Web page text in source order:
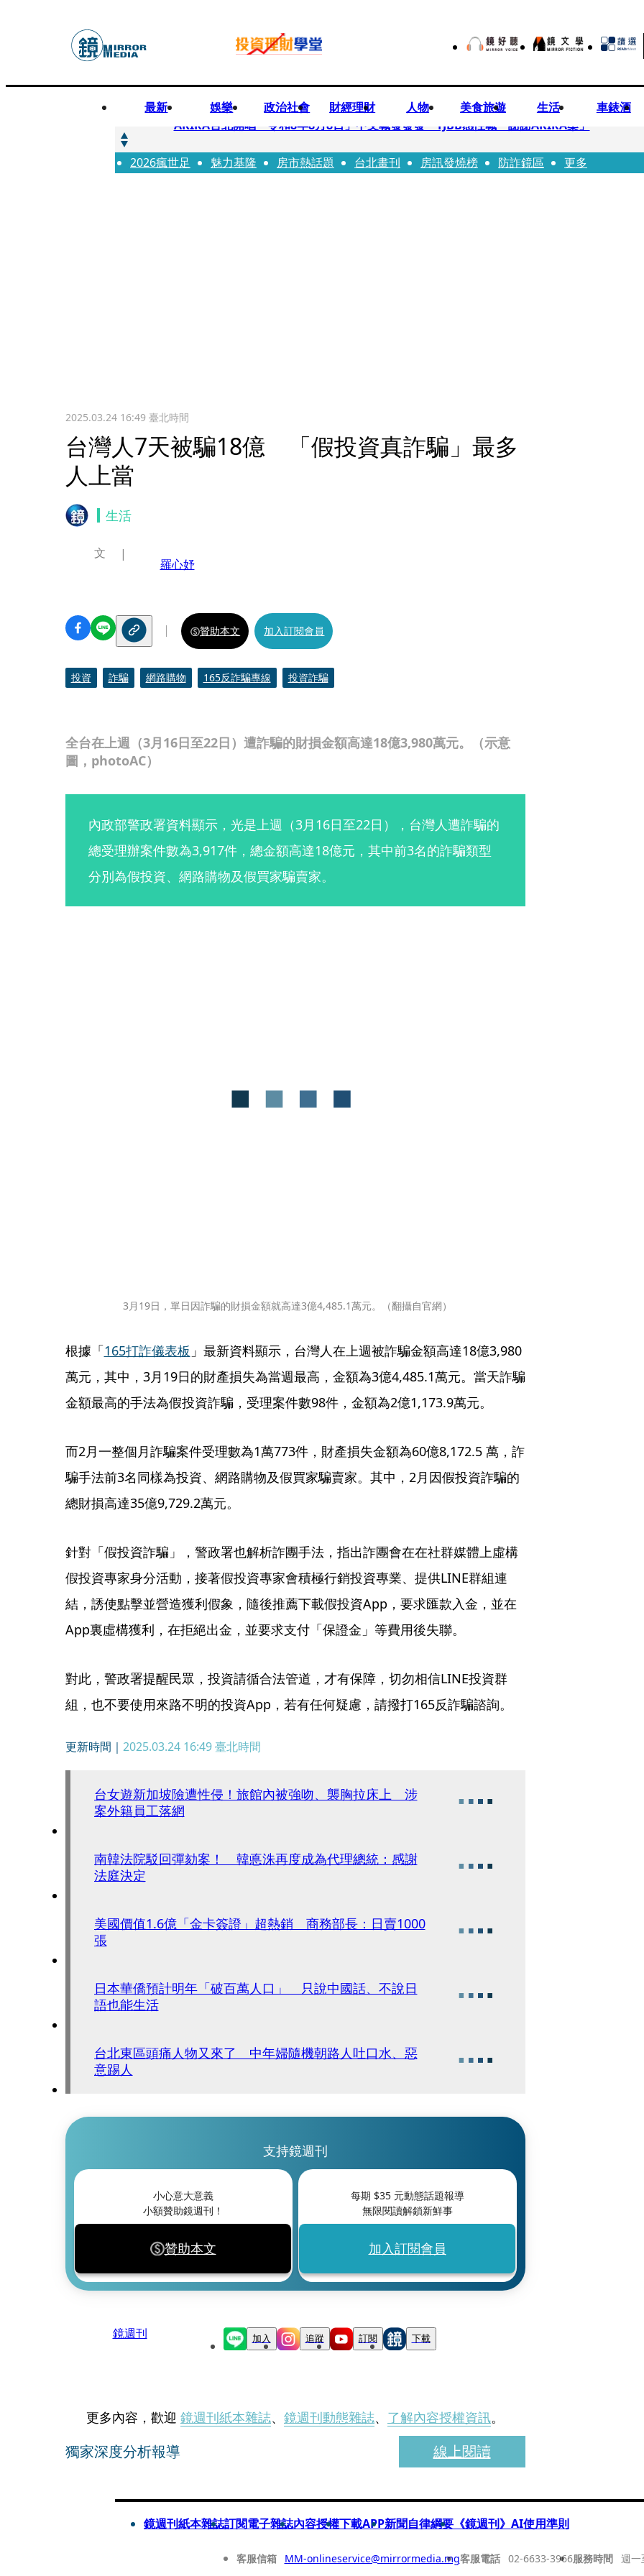
最新 娛樂 政治社會 財經理財 人物 美食旅遊 生活 車錶酒
快訊
AKIRA台北開唱「令和8年8月8日」中文喊發發發 TJBB感性喊「謝謝AKIRA桑」
快訊
台灣新冠期間沒疫苗可打？ 律師列3款嗆：陳時中唯一擋的叫科興
2026瘋世足 魅力基隆 房市熱話題 台北畫刊 房訊發燒榜 防詐鏡區 更多
2025.03.24 16:49臺北時間
台灣人7天被騙18億 「假投資真詐騙」最多
人上當
生活
全台在上週（3月16日至22日）遭詐騙的財損金額高達18億3,980萬元。（示意
圖，photoAC）
文
羅心妤
贊助本文 加入訂閱會員
投資 詐騙 網路購物 165反詐騙專線 投資詐騙
內政部警政署資料顯示，光是上週（3月16日至22日），台灣人遭詐騙的
總受理辦案件數為3,917件，總金額高達18億元，其中前3名的詐騙類型
分別為假投資、網路購物及假買家騙賣家。
3月19日，單日因詐騙的財損金額就高達3億4,485.1萬元。（翻攝自官網）
根據「165打詐儀表板 」最新資料顯示，台灣人在上週被詐騙金額高達18億3,980
萬元，其中，3月19日的財產損失為當週最高，金額為3億4,485.1萬元。當天詐騙
金額最高的手法為假投資詐騙，受理案件數98件，金額為2億1,173.9萬元。
而2月一整個月詐騙案件受理數為1萬773件，財產損失金額為60億8,172.5 萬，詐
騙手法前3名同樣為投資、網路購物及假買家騙賣家。其中，2月因假投資詐騙的
總財損高達35億9,729.2萬元。
針對「假投資詐騙」，警政署也解析詐團手法，指出詐團會在在社群媒體上虛構
假投資專家身分活動，接著假投資專家會積極行銷投資專業、提供LINE群組連
結，誘使點擊並營造獲利假象，隨後推薦下載假投資App，要求匯款入金，並在
App裏虛構獲利，在拒絕出金，並要求支付「保證金」等費用後失聯。
對此，警政署提醒民眾，投資請循合法管道，才有保障，切勿相信LINE投資群
組，也不要使用來路不明的投資App，若有任何疑慮，請撥打165反詐騙諮詢。
更新時間｜ 2025.03.24 16:49臺北時間
台女遊新加坡險遭性侵！旅館內被強吻、襲胸拉床上 涉
案外籍員工落網
南韓法院駁回彈劾案！ 韓悳洙再度成為代理總統：感謝
法庭決定
美國價值1.6億「金卡簽證」超熱銷 商務部長：日賣1000
張
日本華僑預計明年「破百萬人口」 只說中國話、不說日
語也能生活
台北東區頭痛人物又來了 中年婦隨機朝路人吐口水、惡
意踢人
支持鏡週刊
小心意大意義
小額贊助鏡週刊！
贊助本文
每期 $35元動態話題報導
無限閱讀解鎖新鮮事
加入訂閱會員
鏡週刊 加入 追蹤 訂閱 下載
更多內容，歡迎 鏡週刊紙本雜誌、 鏡週刊動態雜誌、 了解內容授權資訊。
獨家深度分析報導 線上閱讀
鏡週刊紙本雜誌訂閱電子雜誌內容授權下載APP新聞自律綱要 《鏡週刊》AI使用準則
客服信箱 MM-onlineservice@mirrormedia.mg客服電話 02-6633-3966服務時間 週一